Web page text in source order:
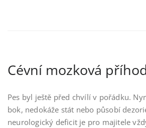
Cévní mozková
Pes byl ještě před chvílí v pořádku.
bok, nedokáže stát nebo působí
neurologický deficit je pro majitele